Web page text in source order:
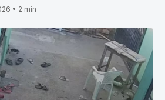
• 2 min